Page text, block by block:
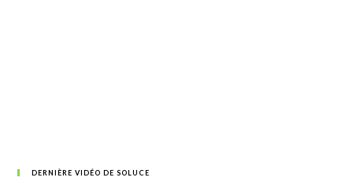
DERNIÈRE VIDÉO DE SOLUCE